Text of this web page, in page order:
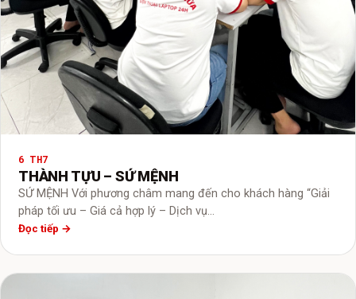
6 TH7
THÀNH TỰU – SỨ MỆNH
SỨ MỆNH Với phương châm mang đến cho khách hàng “Giải
pháp tối ưu – Giá cả hợp lý – Dịch vụ…
Đọc tiếp →